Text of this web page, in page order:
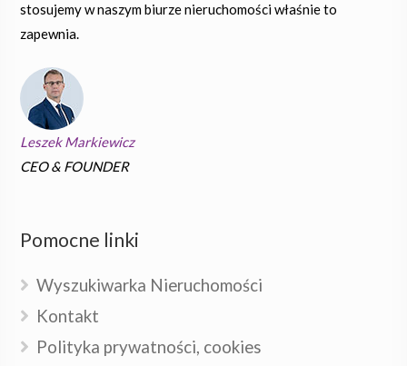
stosujemy w naszym biurze nieruchomości właśnie to
zapewnia.
Leszek Markiewicz
CEO & FOUNDER
Pomocne linki
Wyszukiwarka Nieruchomości
Kontakt
Polityka prywatności, cookies